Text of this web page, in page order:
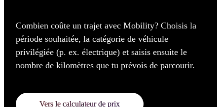
Combien coûte un trajet avec Mobility? Choisis la
période souhaitée, la catégorie de véhicule
privilégiée (p. ex. électrique) et saisis ensuite le
nombre de kilomètres que tu prévois de parcourir.
Vers le calculateur de prix